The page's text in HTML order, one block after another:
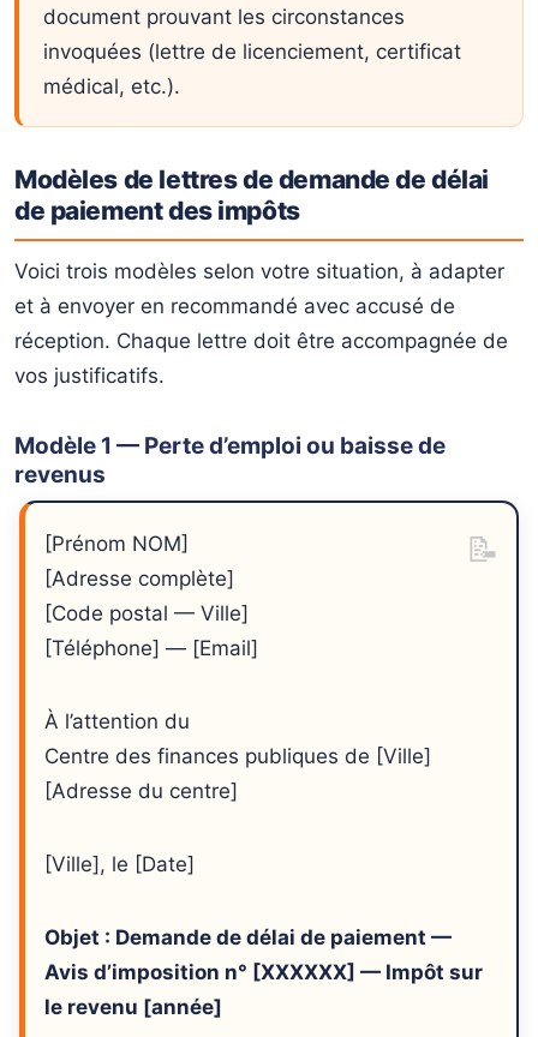
document prouvant les circonstances
invoquées (lettre de licenciement, certificat
médical, etc.).
Modèles de lettres de demande de délai
de paiement des impôts
Voici trois modèles selon votre situation, à adapter
et à envoyer en recommandé avec accusé de
réception. Chaque lettre doit être accompagnée de
vos justificatifs.
Modèle 1 — Perte d’emploi ou baisse de
revenus
[Prénom NOM]
[Adresse complète]
[Code postal — Ville]
[Téléphone] — [Email]
À l’attention du
Centre des finances publiques de [Ville]
[Adresse du centre]
[Ville], le [Date]
Objet : Demande de délai de paiement —
Avis d’imposition n° [XXXXXX] — Impôt sur
le revenu [année]